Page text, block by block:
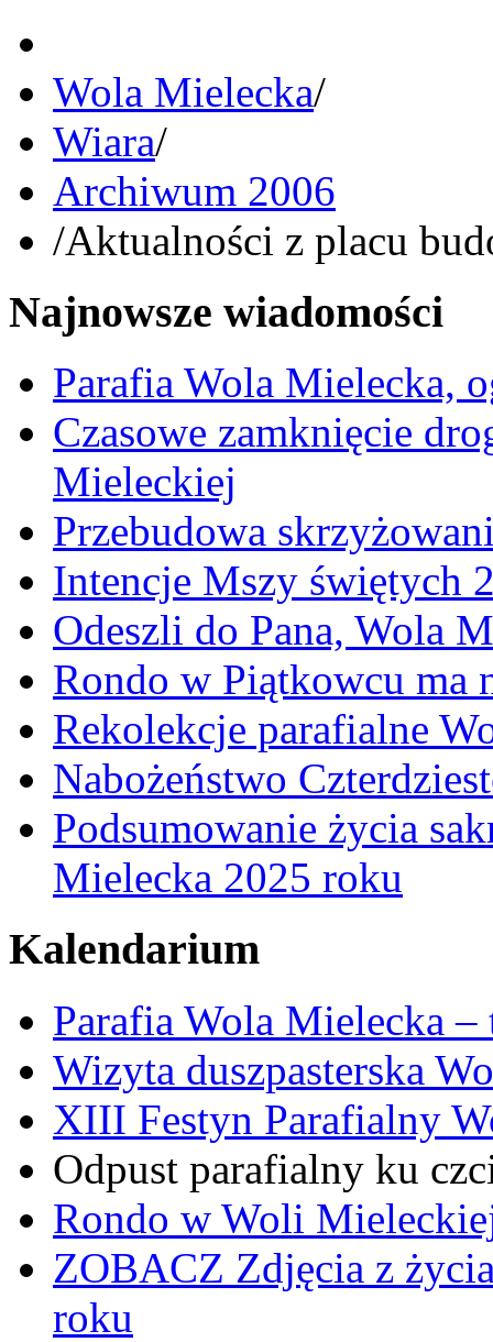
Wola Mielecka/
Wiara/
Archiwum 2006
/Aktualności z placu
Najnowsze wiadomości
Parafia Wola Mielecka,
Czasowe zamknięcie
Mieleckiej
Przebudowa
Intencje Mszy świętych
Odeszli do Pana, Wola
Rondo w Piątkowcu ma
Rekolekcje parafialne
Nabożeństwo
Podsumowanie życia
Mielecka 2025 roku
Kalendarium
Parafia Wola Mielecka
Wizyta duszpasterska
XIII Festyn Parafialny
Odpust parafialny ku
Rondo w Woli
ZOBACZ Zdjęcia z
roku